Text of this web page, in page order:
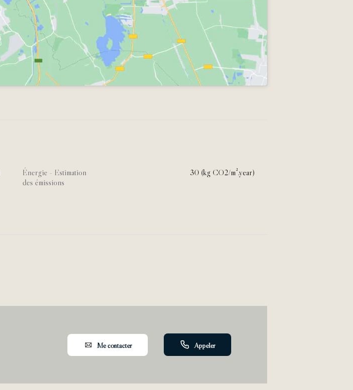
Énergie - Estimation
des émissions
30 (kg CO2/m².year)
Me contacter Appeler